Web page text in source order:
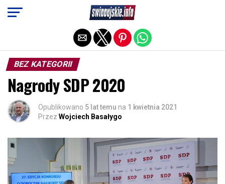
BEZ KATEGORII
Nagrody SDP 2020
Opublikowano 5 lat temu na 1 kwietnia 2021
Przez Wojciech Basałygo
Exit mobile version